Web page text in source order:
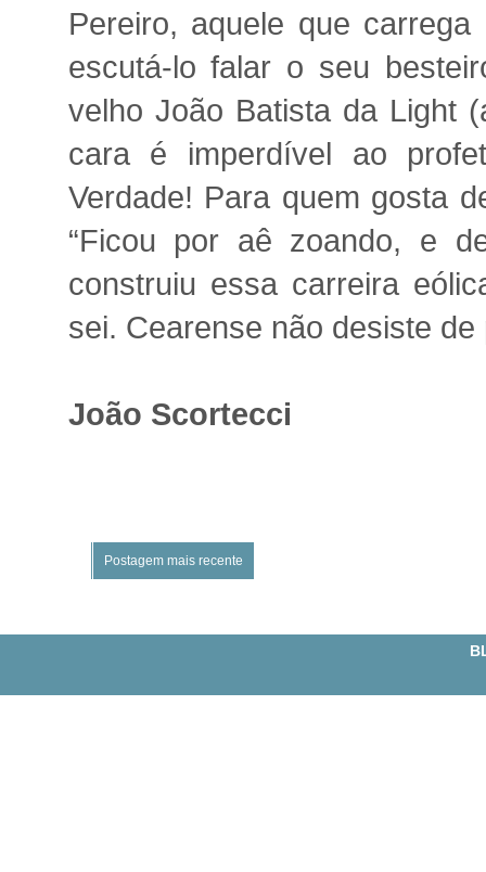
Pereiro, aquele que
escutá-lo falar o seu
velho João Batista da Light
cara é imperdível ao
Verdade! Para quem gosta
“Ficou por aê zoando, e
construiu essa carreira
sei. Cearense não desiste
João Scortecci
Postagem mais recente